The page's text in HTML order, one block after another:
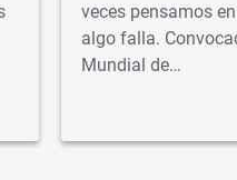
veces pensamos
algo falla.
Mundial de…